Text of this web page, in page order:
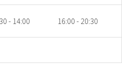
- 14:00 16:00 - 20:30